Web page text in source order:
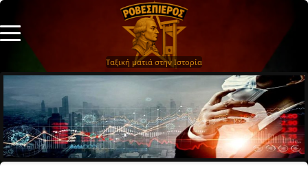
Ταξική ματιά στην Ιστορία